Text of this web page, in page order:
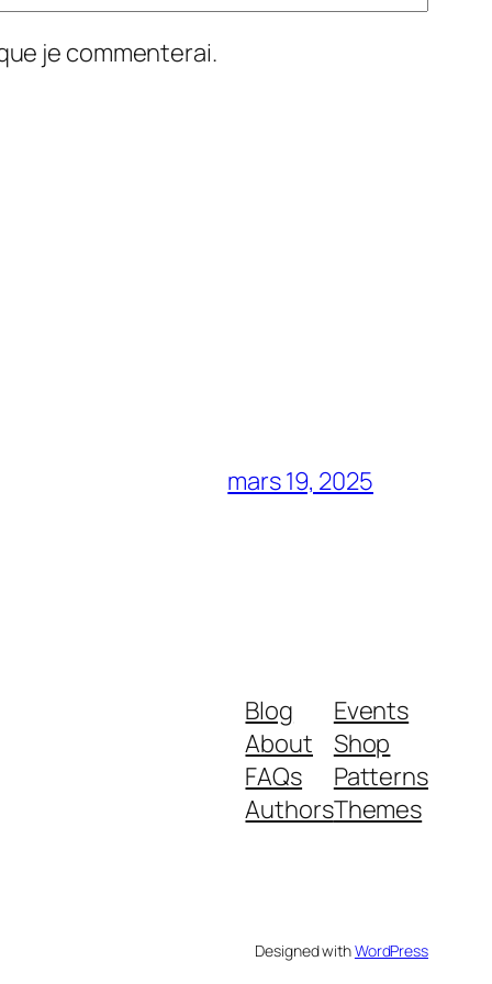
je commenterai.
mars 19, 2025
Blog
About
FAQs
Authors
Events
Shop
Patterns
Themes
Designed withWordPress